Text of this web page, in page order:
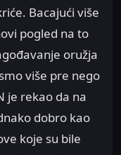
Bacajući više
pogled na to
oružja
više pre nego
je rekao da na
dobro kao
koje su bile